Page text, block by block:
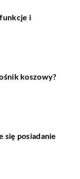
i
koszowy?
się posiadanie